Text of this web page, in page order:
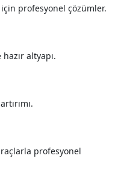
profesyonel çözümler.
altyapı.
profesyonel